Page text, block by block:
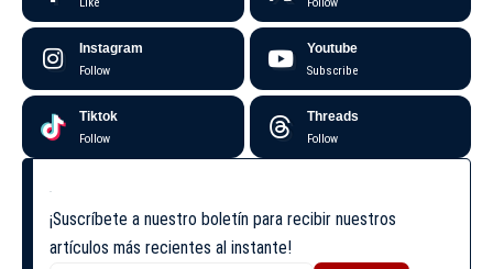
Instagram
Follow
Youtube
Subscribe
Tiktok
Follow
Threads
Follow
¡Suscríbete a nuestro boletín para recibir nuestros
artículos más recientes al instante!